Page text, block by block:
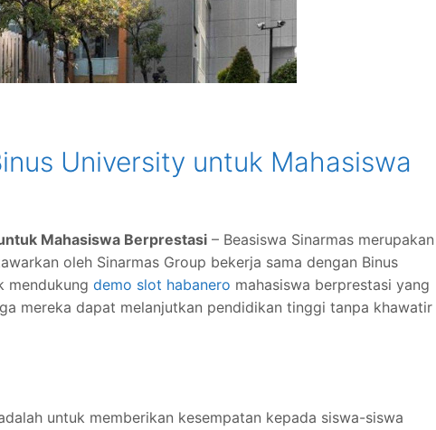
University untuk Mahasiswa
Mahasiswa Berprestasi – Beasiswa Sinarmas merupakan
oleh Sinarmas Group bekerja sama dengan Binus
mendukung demo slot habanero mahasiswa berprestasi yang
mereka dapat melanjutkan pendidikan tinggi tanpa khawatir
untuk memberikan kesempatan kepada siswa-siswa